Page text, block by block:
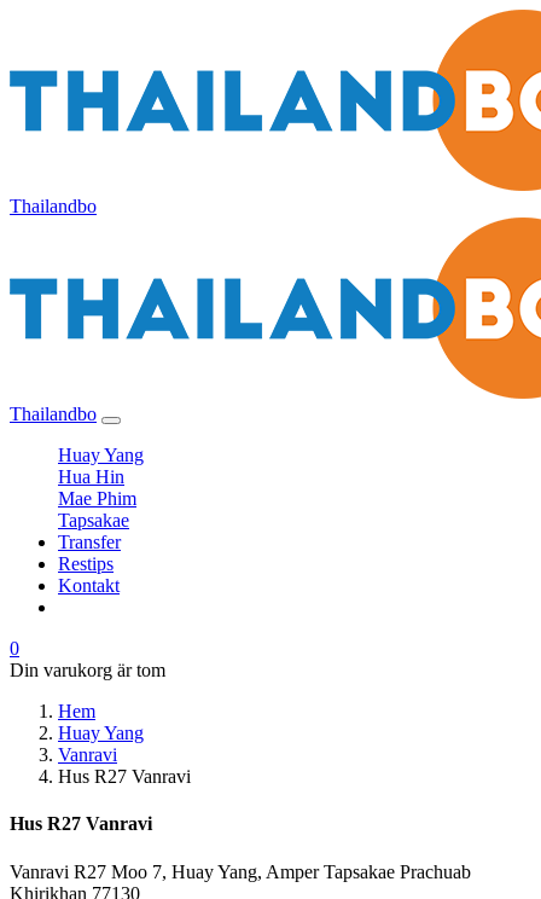
Thailandbo
Thailandbo
Huay Yang
Hua Hin
Mae Phim
Tapsakae
Transfer
Restips
Kontakt
0
Din varukorg är tom
Hem
Huay Yang
Vanravi
Hus R27 Vanravi
Hus R27 Vanravi
Vanravi R27 Moo 7, Huay Yang, Amper Tapsakae Prachuab
Khirikhan 77130